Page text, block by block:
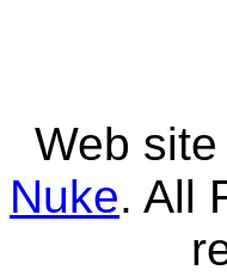
Web
Nuke. All